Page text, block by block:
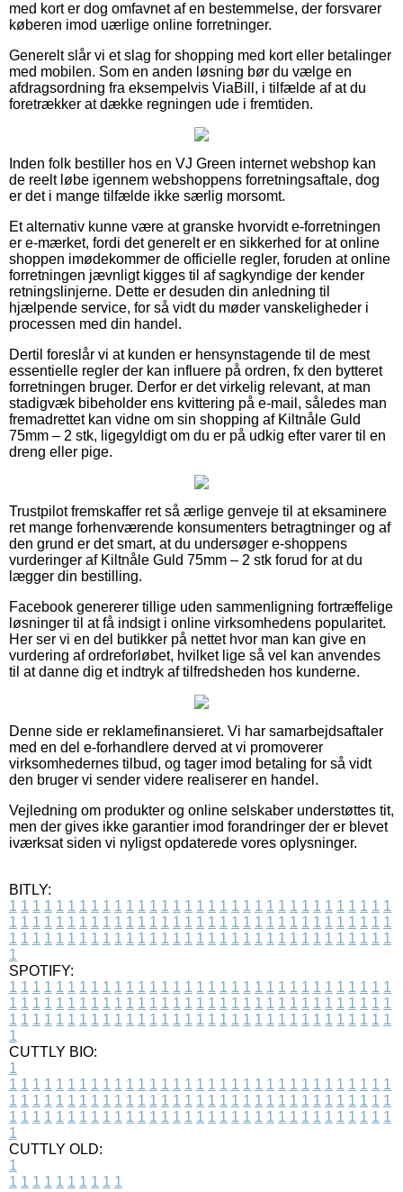
med kort er dog omfavnet af en bestemmelse, der forsvarer
køberen imod uærlige online forretninger.
Generelt slår vi et slag for shopping med kort eller betalinger
med mobilen. Som en anden løsning bør du vælge en
afdragsordning fra eksempelvis ViaBill, i tilfælde af at du
foretrækker at dække regningen ude i fremtiden.
Inden folk bestiller hos en VJ Green internet webshop kan
de reelt løbe igennem webshoppens forretningsaftale, dog
er det i mange tilfælde ikke særlig morsomt.
Et alternativ kunne være at granske hvorvidt e-forretningen
er e-mærket, fordi det generelt er en sikkerhed for at online
shoppen imødekommer de officielle regler, foruden at online
forretningen jævnligt kigges til af sagkyndige der kender
retningslinjerne. Dette er desuden din anledning til
hjælpende service, for så vidt du møder vanskeligheder i
processen med din handel.
Dertil foreslår vi at kunden er hensynstagende til de mest
essentielle regler der kan influere på ordren, fx den bytteret
forretningen bruger. Derfor er det virkelig relevant, at man
stadigvæk bibeholder ens kvittering på e-mail, således man
fremadrettet kan vidne om sin shopping af Kiltnåle Guld
75mm – 2 stk, ligegyldigt om du er på udkig efter varer til en
dreng eller pige.
Trustpilot fremskaffer ret så ærlige genveje til at eksaminere
ret mange forhenværende konsumenters betragtninger og af
den grund er det smart, at du undersøger e-shoppens
vurderinger af Kiltnåle Guld 75mm – 2 stk forud for at du
lægger din bestilling.
Facebook genererer tillige uden sammenligning fortræffelige
løsninger til at få indsigt i online virksomhedens popularitet.
Her ser vi en del butikker på nettet hvor man kan give en
vurdering af ordreforløbet, hvilket lige så vel kan anvendes
til at danne dig et indtryk af tilfredsheden hos kunderne.
Denne side er reklamefinansieret. Vi har samarbejdsaftaler
med en del e-forhandlere derved at vi promoverer
virksomhedernes tilbud, og tager imod betaling for så vidt
den bruger vi sender videre realiserer en handel.
Vejledning om produkter og online selskaber understøttes tit,
men der gives ikke garantier imod forandringer der er blevet
iværksat siden vi nyligst opdaterede vores oplysninger.
BITLY:
1 1 1 1 1 1 1 1 1 1 1 1 1 1 1 1 1 1 1 1 1 1 1 1 1 1 1 1 1 1 1 1 1
1 1 1 1 1 1 1 1 1 1 1 1 1 1 1 1 1 1 1 1 1 1 1 1 1 1 1 1 1 1 1 1 1
1 1 1 1 1 1 1 1 1 1 1 1 1 1 1 1 1 1 1 1 1 1 1 1 1 1 1 1 1 1 1 1 1
1
SPOTIFY:
1 1 1 1 1 1 1 1 1 1 1 1 1 1 1 1 1 1 1 1 1 1 1 1 1 1 1 1 1 1 1 1 1
1 1 1 1 1 1 1 1 1 1 1 1 1 1 1 1 1 1 1 1 1 1 1 1 1 1 1 1 1 1 1 1 1
1 1 1 1 1 1 1 1 1 1 1 1 1 1 1 1 1 1 1 1 1 1 1 1 1 1 1 1 1 1 1 1 1
1
CUTTLY BIO:
1
1 1 1 1 1 1 1 1 1 1 1 1 1 1 1 1 1 1 1 1 1 1 1 1 1 1 1 1 1 1 1 1 1
1 1 1 1 1 1 1 1 1 1 1 1 1 1 1 1 1 1 1 1 1 1 1 1 1 1 1 1 1 1 1 1 1
1 1 1 1 1 1 1 1 1 1 1 1 1 1 1 1 1 1 1 1 1 1 1 1 1 1 1 1 1 1 1 1 1
1
CUTTLY OLD:
1
1 1 1 1 1 1 1 1 1 1